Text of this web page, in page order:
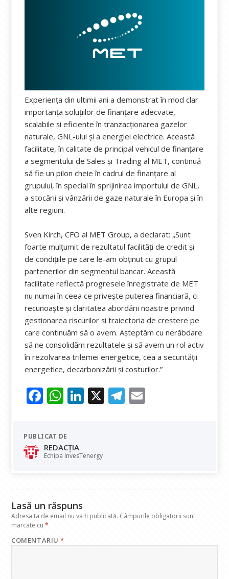
Experiența din ultimii ani a demonstrat în mod clar
importanța soluțiilor de finanțare adecvate,
scalabile și eficiente în tranzacționarea gazelor
naturale, GNL-ului și a energiei electrice. Această
facilitate, în calitate de principal vehicul de finanțare
a segmentului de Sales și Trading al MET, continuă
să fie un pilon cheie în cadrul de finanțare al
grupului, în special în sprijinirea importului de GNL,
a stocării și vânzării de gaze naturale în Europa și în
alte regiuni.
Sven Kirch, CFO al MET Group, a declarat: „Sunt
foarte mulțumit de rezultatul facilități de credit și
de condițiile pe care le-am obținut cu grupul
partenerilor din segmentul bancar. Această
facilitate reflectă progresele înregistrate de MET
nu numai în ceea ce privește puterea financiară, ci
recunoaște și claritatea abordării noastre privind
gestionarea riscurilor și traiectoria de creștere pe
care continuăm să o avem. Așteptăm cu nerăbdare
să ne consolidăm rezultatele și să avem un rol activ
în rezolvarea trilemei energetice, cea a securității
energetice, decarbonizării și costurilor.”
F
ac
b
o
W
h
s
A
Li
n
dI
X T
el
PUBLICAT DE
REDACȚIA
Echipa InvesTenergy
Lasă un răspuns
Adresa ta de email nu va fi publicată. Câmpurile obligatorii sunt
marcate cu*
COMENTARIU*